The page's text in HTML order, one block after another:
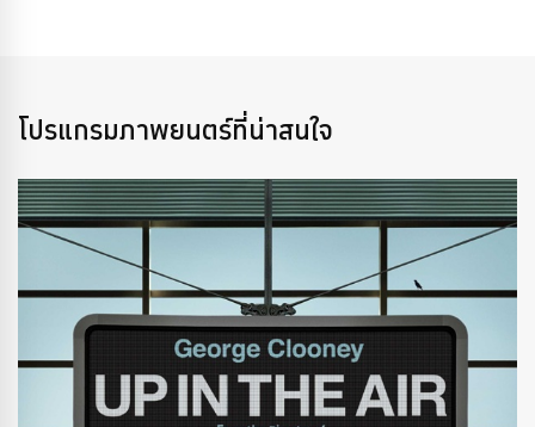
โปรแกรมภาพยนตร์ที่น่าสนใจ